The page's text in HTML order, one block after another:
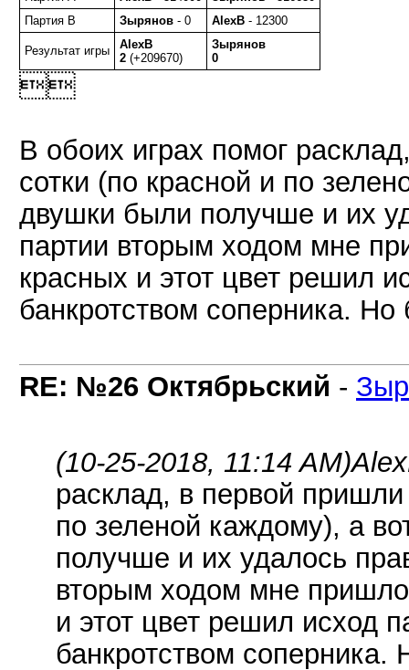
Партия B
Зырянов - 0 AlexB - 12300
Результат игры
AlexB
2 (+209670)
Зырянов
0

В обоих играх помог
сотки (по красной и по
двушки были получше и их
партии вторым ходом мне
красных и этот цвет решил
банкротством соперника. Но
RE: №26 Октябрьский -
(10-25-2018, 11:14 AM)
расклад, в первой
по зеленой каждому), а
получше и их удалось
вторым ходом мне
и этот цвет решил исход
банкротством соперника.